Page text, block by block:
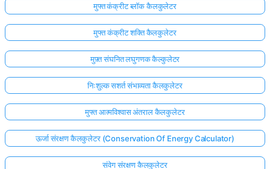
मुफ्त कंक्रीट ब्लॉक कैलकुलेटर
मुफ्त कंक्रीट शक्ति कैलकुलेटर
मुफ़्त संघनित लघुगणक कैल्कुलेटर
निःशुल्क सशर्त संभाव्यता कैलकुलेटर
मुफ्त आत्मविश्वास अंतराल कैलकुलेटर
ऊर्जा संरक्षण कैलकुलेटर (Conservation Of Energy Calculator)
संवेग संरक्षण कैलकुलेटर